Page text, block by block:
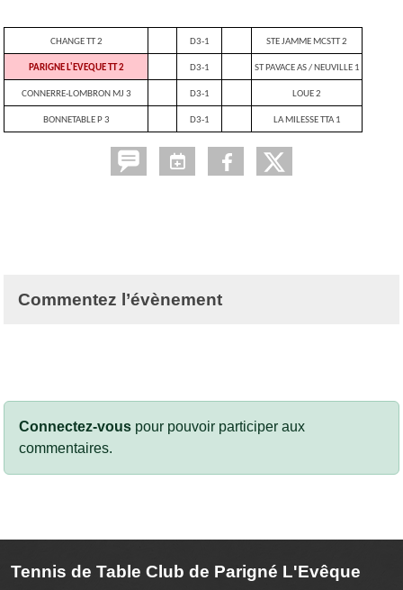
CHANGE TT 2 D3-1 STE JAMME MCSTT 2
PARIGNE L'EVEQUE TT 2 D3-1 ST PAVACE AS / NEUVILLE 1
CONNERRE-LOMBRON MJ 3 D3-1 LOUE 2
BONNETABLE P 3 D3-1 LA MILESSE TTA 1
Commentez l’évènement
Connectez-vous pour pouvoir participer aux
commentaires.
Tennis de Table Club de Parigné L'Evêque